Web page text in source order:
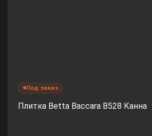
Под заказ
Плитка Betta Baccara B528 Канна